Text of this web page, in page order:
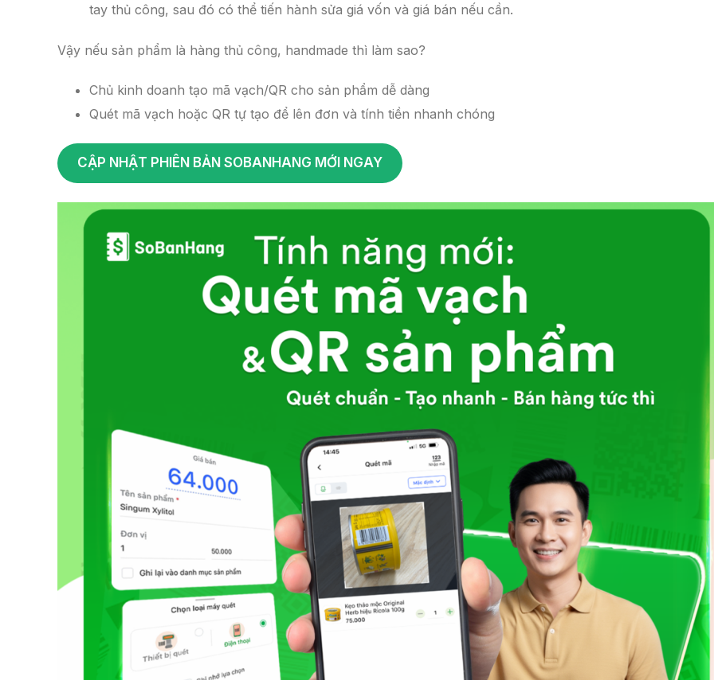
tay thủ công, sau đó có thể tiến hành sửa giá vốn và giá bán nếu cần.
Vậy nếu sản phẩm là hàng thủ công, handmade thì làm sao?
Chủ kinh doanh tạo mã vạch/QR cho sản phẩm dễ dàng
Quét mã vạch hoặc QR tự tạo để lên đơn và tính tiền nhanh chóng
CẬP NHẬT PHIÊN BẢN SOBANHANG MỚI NGAY